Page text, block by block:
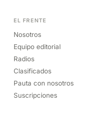
EL FRENTE
Nosotros
Equipo editorial
Radios
Clasificados
Pauta con nosotros
Suscripciones